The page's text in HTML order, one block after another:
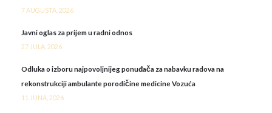
7 AUGUSTA, 2026
Javni oglas za prijem u radni odnos
27 JULA, 2026
Odluka o izboru najpovoljnijeg ponuđača za nabavku radova na
rekonstrukciji ambulante porodičine medicine Vozuća
11 JUNA, 2026